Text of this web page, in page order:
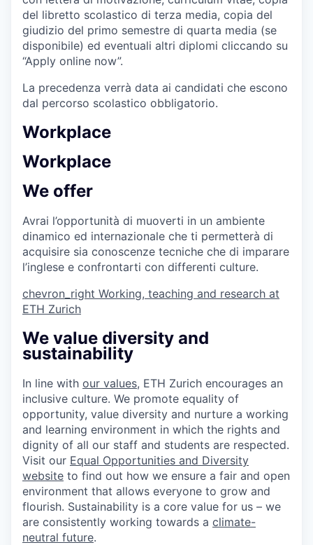
del libretto scolastico di terza media, copia del
giudizio del primo semestre di quarta media (se
disponibile) ed eventuali altri diplomi cliccando su
“Apply online now”.
La precedenza verrà data ai candidati che escono
dal percorso scolastico obbligatorio.
Workplace
Workplace
We offer
Avrai l’opportunità di muoverti in un ambiente
dinamico ed internazionale che ti permetterà di
acquisire sia conoscenze tecniche che di imparare
l’inglese e confrontarti con differenti culture.
chevron_right Working, teaching and research at
ETH Zurich
We value diversity and
sustainability
In line with our values, ETH Zurich encourages an
inclusive culture. We promote equality of
opportunity, value diversity and nurture a working
and learning environment in which the rights and
dignity of all our staff and students are respected.
Visit our Equal Opportunities and Diversity
website to find out how we ensure a fair and open
environment that allows everyone to grow and
flourish. Sustainability is a core value for us – we
are consistently working towards a climate-
neutral future.